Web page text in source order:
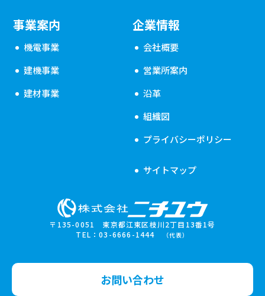
〒135-0051 東京都江東区枝川2丁目13番1号
TEL：03-6666-1444
（代表）
事業案内
機電事業
建機事業
建材事業
企業情報
会社概要
営業所案内
沿革
組織図
プライバシーポリシー
サイトマップ
お問い合わせ